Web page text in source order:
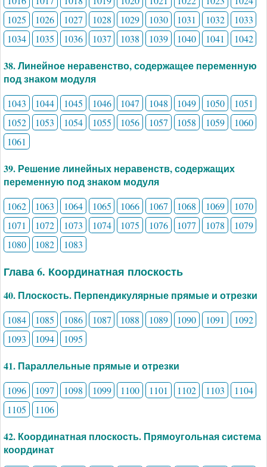
1025
1026 1027 1028 1029 1030 1031 1032
1033
1034
1035 1036 1037 1038 1039 1040 1041 1042
38. Линейное неравенство, содержащее переменную
под знаком модуля
1043 1044 1045 1046 1047 1048 1049 1050
1051
1052
1053 1054 1055 1056 1057 1058 1059
1060
1061
39. Решение линейных неравенств, содержащих
переменную под знаком модуля
1062 1063 1064 1065 1066 1067 1068 1069
1070
1071
1072 1073 1074 1075 1076 1077 1078
1079
1080
1082 1083
Глава 6. Координатная плоскость
40. Плоскость. Перпендикулярные прямые и отрезки
1084 1085 1086 1087 1088 1089 1090 1091
1092
1093
1094 1095
41. Параллельные прямые и отрезки
1096 1097 1098 1099 1100 1101 1102 1103
1104
1105
1106
42. Координатная плоскость. Прямоугольная система
координат